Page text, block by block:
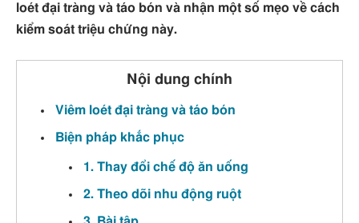
loét đại tràng và táo bón và nhận một số mẹo về cách
kiểm soát triệu chứng này.
Nội dung chính
Viêm loét đại tràng và táo bón
Biện pháp khắc phục
1. Thay đổi chế độ ăn uống
2. Theo dõi nhu động ruột